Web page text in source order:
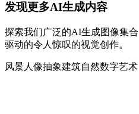
发现更多AI生成内容
探索我们广泛的AI生成图像集
驱动的令人惊叹的视觉创作。
风景人像抽象建筑自然数字艺术